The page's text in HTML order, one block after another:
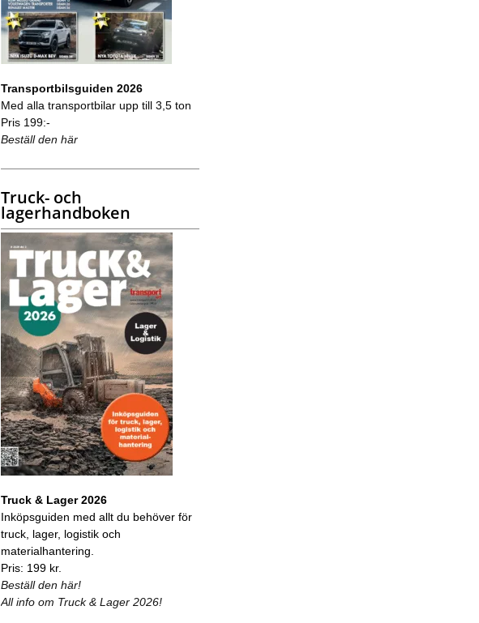
Transportbilsguiden 2026
Med alla transportbilar upp till 3,5 ton
Pris 199:-
Beställ den här
Truck- och
lagerhandboken
Truck & Lager 2026
Inköpsguiden med allt du behöver för
truck, lager, logistik och
materialhantering.
Pris: 199 kr.
Beställ den här!
All info om Truck & Lager 2026!